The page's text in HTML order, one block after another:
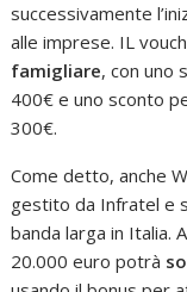
successivamente
alle imprese. IL
famigliare, con uno
400€ e uno sconto
300€.
Come detto, anche
gestito da Infratel e
banda larga in Italia.
20.000 euro potrà